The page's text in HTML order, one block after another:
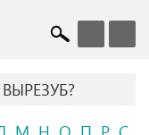
ВЫРЕЗУБ?